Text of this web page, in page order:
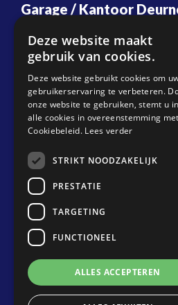
Garage / Kantoor
Energiestraat 20
5753 RN Deurne
T:088 087 37 20
E:info@biemansdeurne.nl
Planning Transport
T:088 087 37 10
E:
Locatie Venray
Metaalweg 7
5804 CG Venray
T:
088 087 37 00
E:
Deze website maakt
gebruik van cookies.
Deze website gebruikt cookies om
gebruikerservaring te verbeteren.
onze website te gebruiken, stemt u
alle cookies in overeenstemming
Cookiebeleid. Lees verder
STRIKT NOODZAKELIJK
PRESTATIE
TARGETING
FUNCTIONEEL
ALLES ACCEPTEREN